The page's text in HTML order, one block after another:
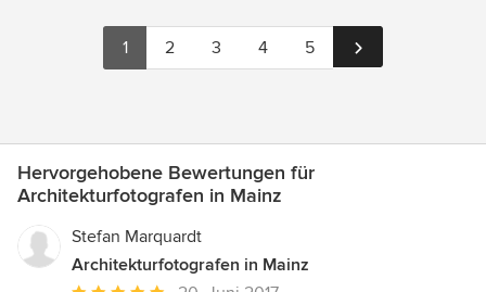
1 2 3 4 5
Hervorgehobene Bewertungen für
Architekturfotografen in Mainz
Stefan Marquardt
Architekturfotografen in Mainz